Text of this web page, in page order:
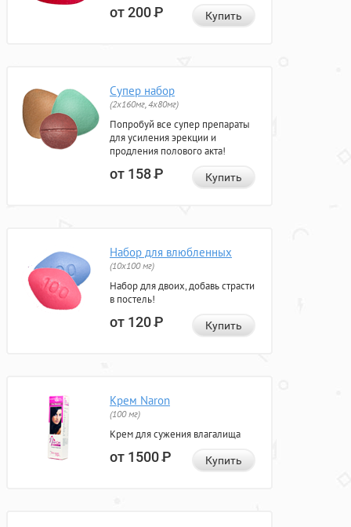
от 200Р Купить
Супер набор
(2х160мг, 4х80мг)
Попробуй все супер препараты
для усиления эрекции и
продления полового акта!
от 158Р Купить
Набор для влюбленных
(10х100 мг)
Набор для двоих, добавь страсти
в постель!
от 120Р Купить
Крем Naron
(100 мг)
Крем для сужения влагалища
от 1500Р Купить